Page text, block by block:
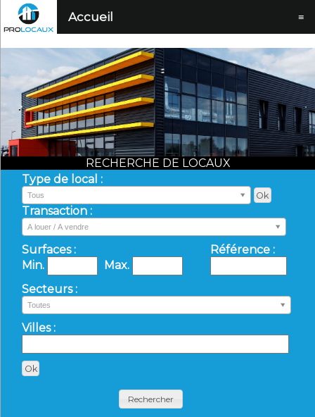
Accueil ≡
RECHERCHE DE LOCAUX
Type de local :
Tous
Transaction :
A louer / A vendre
Surfaces :
Min.
Max.
Référence :
Secteurs :
Toutes
Villes :
Rechercher